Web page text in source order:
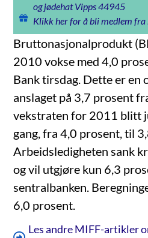
og jødehat Vipps 44945
Klikk her for å bli medlem fra
Bruttonasjonalprodukt
2010 vokse med 4,0
Bank tirsdag. Dette er en
anslaget på 3,7 prosent
vekstraten for 2011 blitt
gang, fra 4,0 prosent, til
Arbeidsledigheten sank
og vil utgjøre kun 6,3
sentralbanken.
6,0 prosent.
Les andre MIFF-artikler